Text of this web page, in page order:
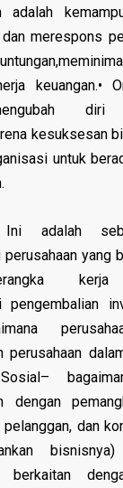
adalah
merespons
keuangan.•
kesuksesan
untuk
adalah
perusahaan yang
pengembalian
perusahaan
dengan
dan